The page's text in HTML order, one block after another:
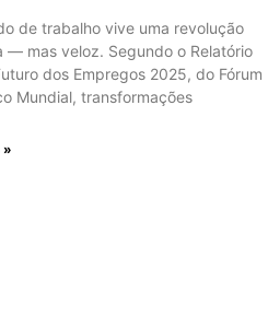
de trabalho vive uma revolução
— mas veloz. Segundo o Relatório
dos Empregos 2025, do Fórum
Mundial, transformações
»